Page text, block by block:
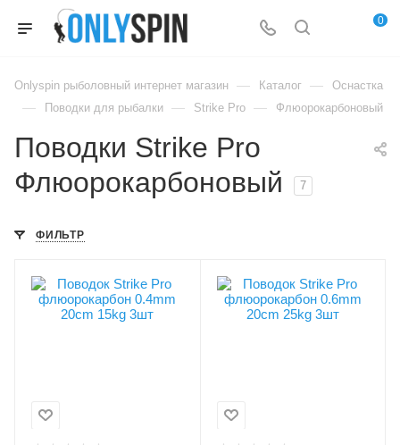
0
Onlyspin рыболовный интернет магазин — Каталог — Оснастка
— Поводки для рыбалки — Strike Pro — Флюорокарбоновый
Поводки Strike Pro
Флюорокарбоновый
7
ФИЛЬТР
В упаковке, шт
20
В упаковке, шт
20